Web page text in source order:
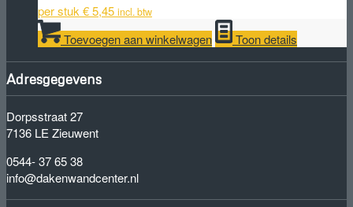
per stuk€5,45 incl. btw
Toevoegen aan winkelwagen Toon details
Adresgegevens
Dorpsstraat 27
7136 LE Zieuwent
0544- 37 65 38
info@dakenwandcenter.nl